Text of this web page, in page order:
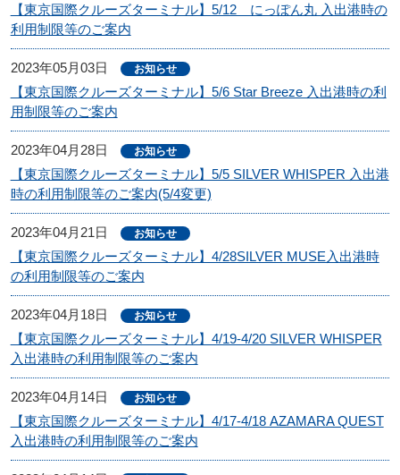
【東京国際クルーズターミナル】5/12 にっぽん丸 入出港時の
利用制限等のご案内
2023年05月03日 お知らせ
【東京国際クルーズターミナル】5/6 Star Breeze 入出港時の利
用制限等のご案内
2023年04月28日 お知らせ
【東京国際クルーズターミナル】5/5 SILVER WHISPER 入出港
時の利用制限等のご案内(5/4変更)
2023年04月21日 お知らせ
【東京国際クルーズターミナル】4/28SILVER MUSE入出港時
の利用制限等のご案内
2023年04月18日 お知らせ
【東京国際クルーズターミナル】4/19-4/20 SILVER WHISPER
入出港時の利用制限等のご案内
2023年04月14日 お知らせ
【東京国際クルーズターミナル】4/17-4/18 AZAMARA QUEST
入出港時の利用制限等のご案内